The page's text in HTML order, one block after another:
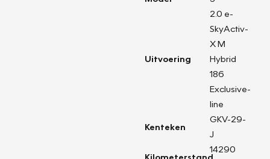
Uitvoering
2.0 e-
SkyActiv-
X M
Hybrid
186
Exclusive-
line
Kenteken
GKV-29-
J
Kilometerstand
14290